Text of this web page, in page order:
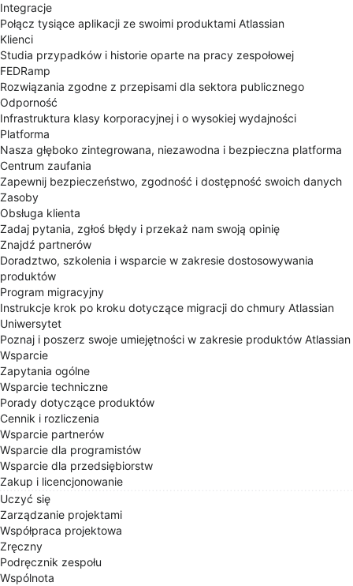
Integracje
Połącz tysiące aplikacji ze swoimi produktami Atlassian
Klienci
Studia przypadków i historie oparte na pracy zespołowej
FEDRamp
Rozwiązania zgodne z przepisami dla sektora publicznego
Odporność
Infrastruktura klasy korporacyjnej i o wysokiej wydajności
Platforma
Nasza głęboko zintegrowana, niezawodna i bezpieczna platforma
Centrum zaufania
Zapewnij bezpieczeństwo, zgodność i dostępność swoich danych
Zasoby
Obsługa klienta
Zadaj pytania, zgłoś błędy i przekaż nam swoją opinię
Znajdź partnerów
Doradztwo, szkolenia i wsparcie w zakresie dostosowywania
produktów
Program migracyjny
Instrukcje krok po kroku dotyczące migracji do chmury Atlassian
Uniwersytet
Poznaj i poszerz swoje umiejętności w zakresie produktów Atlassian
Wsparcie
Zapytania ogólne
Wsparcie techniczne
Porady dotyczące produktów
Cennik i rozliczenia
Wsparcie partnerów
Wsparcie dla programistów
Wsparcie dla przedsiębiorstw
Zakup i licencjonowanie
Uczyć się
Zarządzanie projektami
Współpraca projektowa
Zręczny
Podręcznik zespołu
Wspólnota